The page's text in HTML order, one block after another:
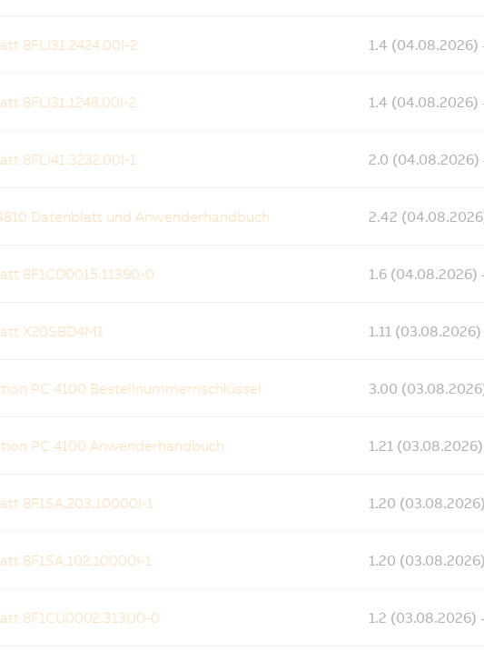
8FLI31.2424.00I-2 1.4 (04.08.2026)
8FLI31.1248.00I-2 1.4 (04.08.2026)
8FLI41.3232.00I-1 2.0 (04.08.2026)
Datenblatt und Anwenderhandbuch 2.42
8F1CD0015.11390-0 1.6 (04.08.2026)
X20SBD4M1 1.11 (03.08.2026)
PC 4100 Bestellnummernschlüssel 3.00
PC 4100 Anwenderhandbuch 1.21
8F1SA.203.10000I-1 1.20
8F1SA.102.10000I-1 1.20
8F1CU0002.313U0-0 1.2 (03.08.2026)